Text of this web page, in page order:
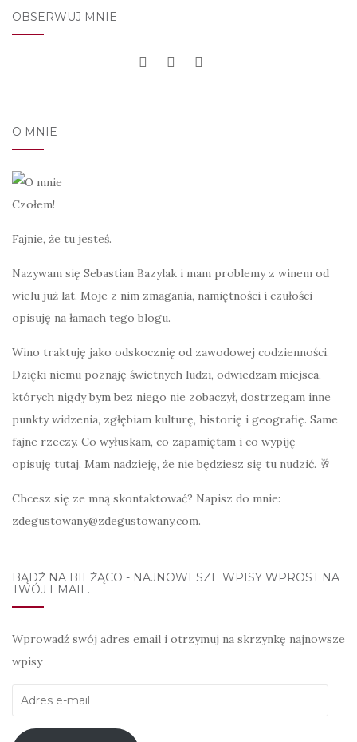
OBSERWUJ MNIE
O MNIE
Czołem!
Fajnie, że tu jesteś.
Nazywam się Sebastian Bazylak i mam problemy z winem od
wielu już lat. Moje z nim zmagania, namiętności i czułości
opisuję na łamach tego blogu.
Wino traktuję jako odskocznię od zawodowej codzienności.
Dzięki niemu poznaję świetnych ludzi, odwiedzam miejsca,
których nigdy bym bez niego nie zobaczył, dostrzegam inne
punkty widzenia, zgłębiam kulturę, historię i geografię. Same
fajne rzeczy. Co wyłuskam, co zapamiętam i co wypiję -
opisuję tutaj. Mam nadzieję, że nie będziesz się tu nudzić. 🥂
Chcesz się ze mną skontaktować? Napisz do mnie:
zdegustowany@zdegustowany.com.
BĄDŹ NA BIEŻĄCO - NAJNOWESZE WPISY WPROST NA
TWÓJ EMAIL.
Wprowadź swój adres email i otrzymuj na skrzynkę najnowsze
wpisy
Adres